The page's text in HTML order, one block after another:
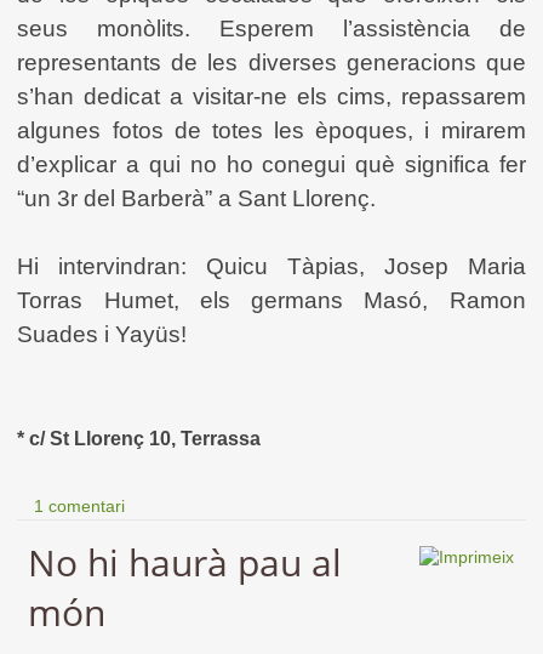
seus monòlits. Esperem l’assistència de
representants de les diverses generacions que
s’han dedicat a visitar-ne els cims, repassarem
algunes fotos de totes les èpoques, i mirarem
d’explicar a qui no ho conegui què significa fer
“un 3r del Barberà” a Sant Llorenç.
Hi intervindran: Quicu Tàpias, Josep Maria
Torras Humet, els germans Masó, Ramon
Suades i Yayüs!
* c/ St Llorenç 10, Terrassa
1 comentari
No hi haurà pau al
món